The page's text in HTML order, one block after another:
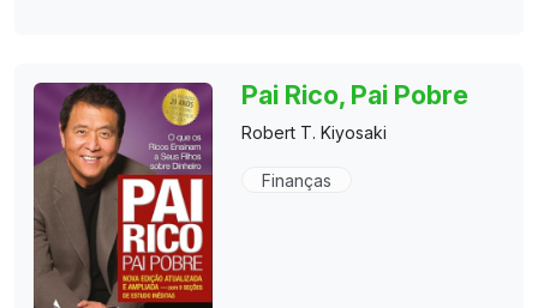
Pai Rico, Pai Pobre
Robert T. Kiyosaki
Finanças